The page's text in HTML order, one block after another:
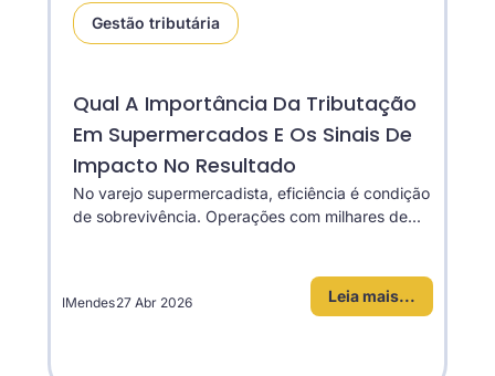
Gestão tributária
Qual A Importância Da Tributação
Em Supermercados E Os Sinais De
Impacto No Resultado
No varejo supermercadista, eficiência é condição
de sobrevivência. Operações com milhares de...
Leia mais...
IMendes27 Abr 2026